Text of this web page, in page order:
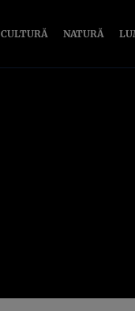
CULTURĂ NATURĂ